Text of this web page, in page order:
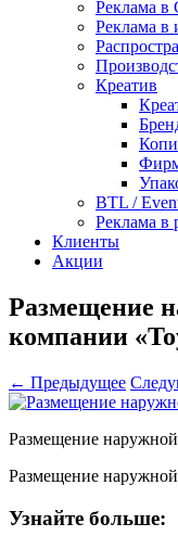
Реклама
Реклама в
Креатив
BTL /
Реклама в
Клиенты
Акции
Размещение
компании
← Предыдущее
Размещение
Размещение
Узнайте больше: